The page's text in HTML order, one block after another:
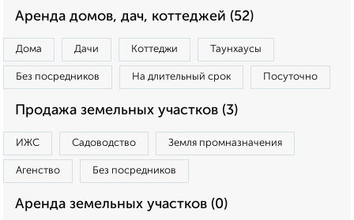
Аренда домов, дач, коттеджей (52)
Дома Дачи Коттеджи Таунхаусы
Без посредников На длительный срок Посуточно
Продажа земельных участков (3)
ИЖС Садоводство Земля промназначения
Агенство Без посредников
Аренда земельных участков (0)